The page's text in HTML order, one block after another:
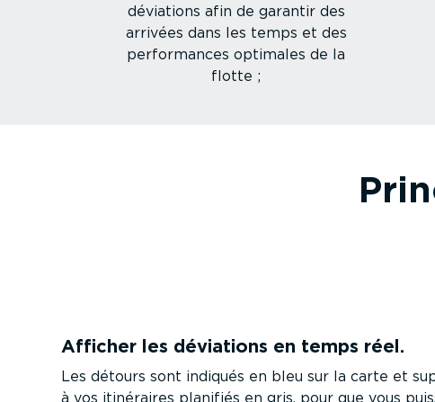
déviations afin de garantir des
arrivées dans les temps et des
perfor­mances optimales de la
flotte ;
Afficher les déviations en temps réel.
Les détours sont indiqués en bleu sur la carte et
à vos itinéraires planifiés en gris, pour que vous